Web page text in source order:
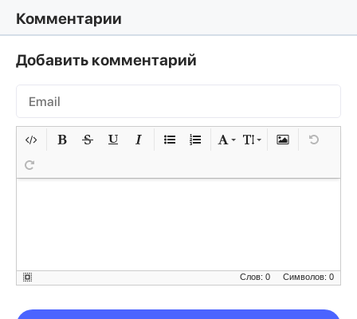
Комментарии
Добавить комментарий
Символов: 0
Слов: 0